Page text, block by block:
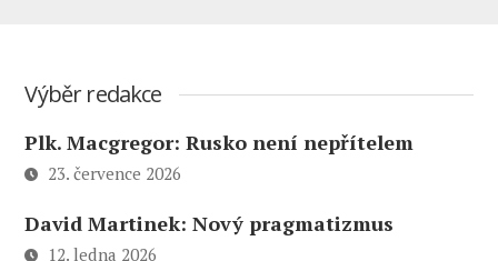
Výběr redakce
Plk. Macgregor: Rusko není nepřítelem
23. července 2026
David Martinek: Nový pragmatizmus
12. ledna 2026